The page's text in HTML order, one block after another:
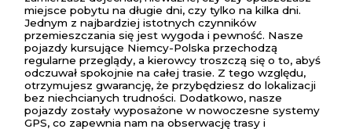
miejsce pobytu na długie dni, czy tylko na kilka dni.
Jednym z najbardziej istotnych czynników
przemieszczania się jest wygoda i pewność. Nasze
pojazdy kursujące Niemcy-Polska przechodzą
regularne przeglądy, a kierowcy troszczą się o to, abyś
odczuwał spokojnie na całej trasie. Z tego względu,
otrzymujesz gwarancję, że przybędziesz do lokalizacji
bez niechcianych trudności. Dodatkowo, nasze
pojazdy zostały wyposażone w nowoczesne systemy
GPS, co zapewnia nam na obserwację trasy i